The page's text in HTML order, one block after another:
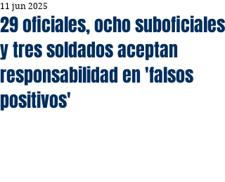
29 oficiales, ocho suboficiales
y tres soldados aceptan
responsabilidad en 'falsos
positivos'
11 jun 2025